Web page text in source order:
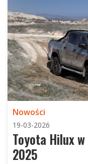
Nowości
19-03-2026
Toyota Hilux
2025